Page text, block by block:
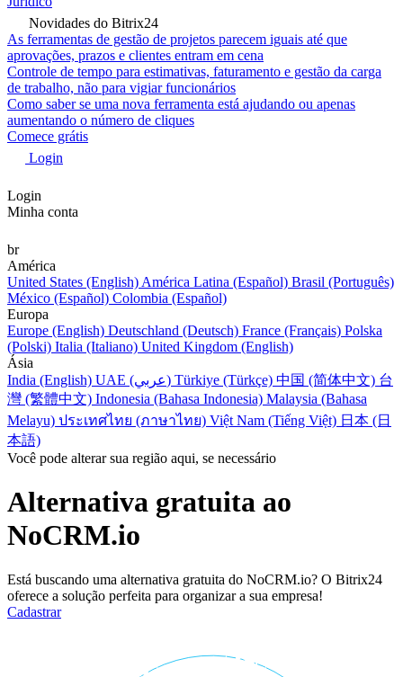
Novidades do Bitrix24
As ferramentas de gestão de projetos parecem iguais até que
aprovações, prazos e clientes entram em cena
Controle de tempo para estimativas, faturamento e gestão da carga
de trabalho, não para vigiar funcionários
Como saber se uma nova ferramenta está ajudando ou apenas
aumentando o número de cliques
Comece grátis
Login
Login
Minha conta
br
América
United States (English) América Latina (Español) Brasil (Português)
México (Español) Colombia (Español)
Europa
Europe (English) Deutschland (Deutsch) France (Français) Polska
(Polski) Italia (Italiano) United Kingdom (English)
Ásia
India (English)
UAE (عربي) Türkiye (Türkçe) 中国 (简体中文) 台
灣 (繁體中文) Indonesia (Bahasa Indonesia) Malaysia (Bahasa
Melayu) ประเทศไทย (ภาษาไทย) Việt Nam (Tiếng Việt) 日本 (日
本語)
Você pode alterar sua região aqui, se necessário
Alternativa gratuita ao
NoCRM.io
Está buscando uma alternativa gratuita do NoCRM.io? O Bitrix24
oferece a solução perfeita para organizar a sua empresa!
Cadastrar